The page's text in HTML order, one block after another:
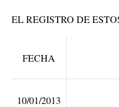
EL REGISTRO DE
FECHA
10/01/2013